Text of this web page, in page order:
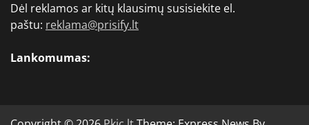
Dėl reklamos ar kitų klausimų susisiekite el.
paštu: reklama@prisify.lt
Lankomumas: